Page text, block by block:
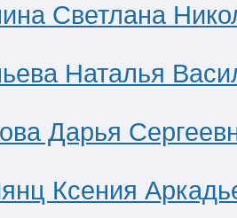
Светлана
Наталья
Дарья
Ксения